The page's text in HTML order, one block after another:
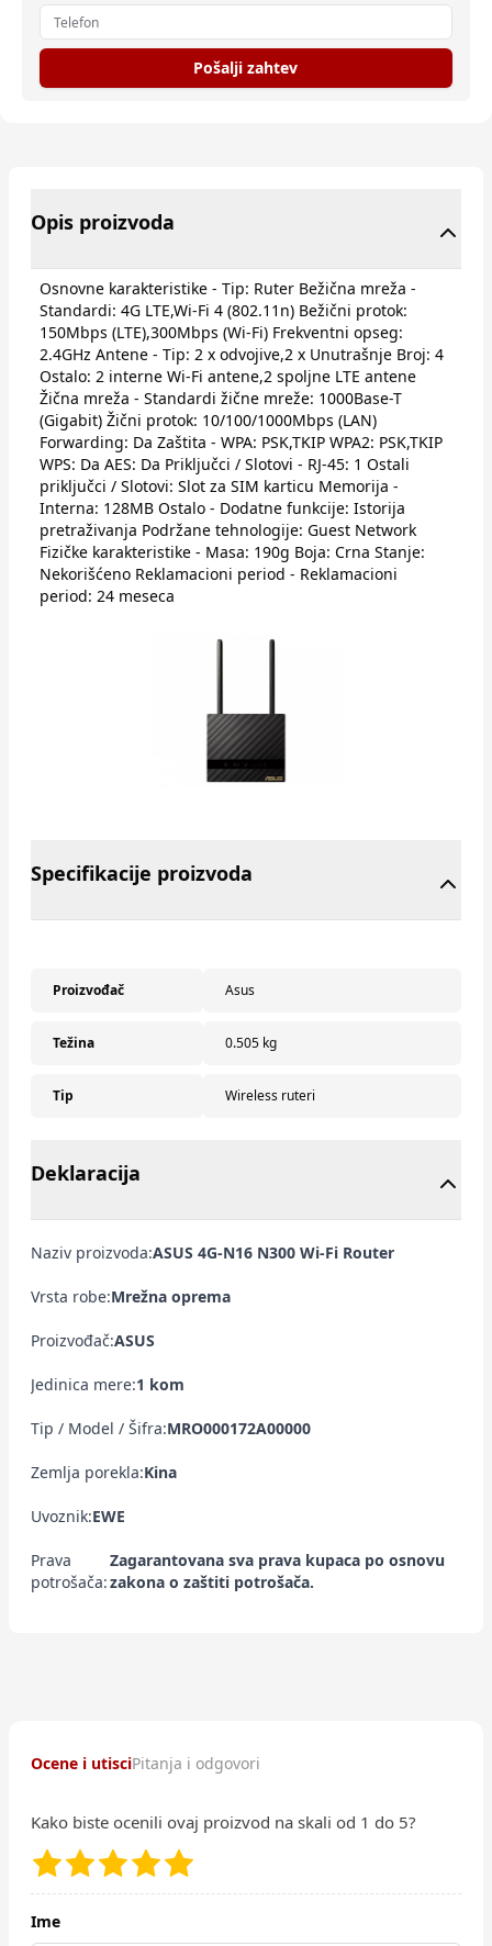
Pošalji zahtev
Opis proizvoda
Osnovne karakteristike - Tip: Ruter Bežična mreža -
Standardi: 4G LTE,Wi-Fi 4 (802.11n) Bežični protok:
150Mbps (LTE),300Mbps (Wi-Fi) Frekventni opseg:
2.4GHz Antene - Tip: 2 x odvojive,2 x Unutrašnje Broj: 4
Ostalo: 2 interne Wi-Fi antene,2 spoljne LTE antene
Žična mreža - Standardi žične mreže: 1000Base-T
(Gigabit) Žični protok: 10/100/1000Mbps (LAN)
Forwarding: Da Zaštita - WPA: PSK,TKIP WPA2: PSK,TKIP
WPS: Da AES: Da Priključci / Slotovi - RJ-45: 1 Ostali
priključci / Slotovi: Slot za SIM karticu Memorija -
Interna: 128MB Ostalo - Dodatne funkcije: Istorija
pretraživanja Podržane tehnologije: Guest Network
Fizičke karakteristike - Masa: 190g Boja: Crna Stanje:
Nekorišćeno Reklamacioni period - Reklamacioni
period: 24 meseca
Specifikacije proizvoda
Proizvođač Asus
Težina 0.505 kg
Tip Wireless ruteri
Deklaracija
Naziv proizvoda:ASUS 4G-N16 N300 Wi-Fi Router
Vrsta robe:Mrežna oprema
Proizvođač:ASUS
Jedinica mere:1 kom
Tip / Model / Šifra:MRO000172A00000
Zemlja porekla:Kina
Uvoznik:EWE
Prava
potrošača:
Zagarantovana sva prava kupaca po osnovu
zakona o zaštiti potrošača.
Ocene i utisciPitanja i odgovori
Kako biste ocenili ovaj proizvod na skali od 1 do 5?
Ime